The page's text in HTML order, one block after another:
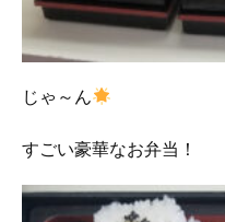
じゃ～ん
すごい豪華なお弁当！